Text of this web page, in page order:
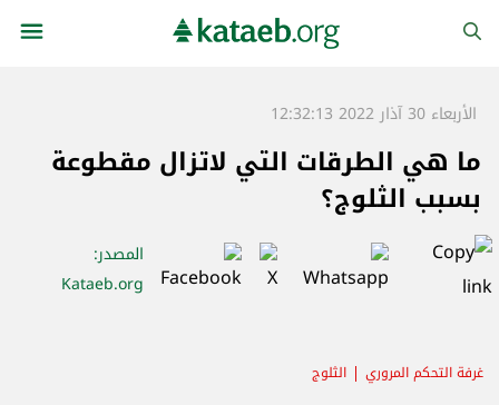
الأربعاء 30 آذار 2022 12:32:13
ما هي الطرقات التي لاتزال مقطوعة
بسبب الثلوج؟
المصدر:
Kataeb.org
غرفة التحكم المروري الثلوج